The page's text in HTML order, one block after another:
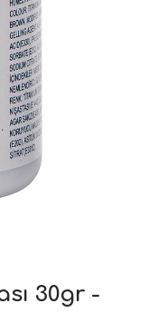
30gr -